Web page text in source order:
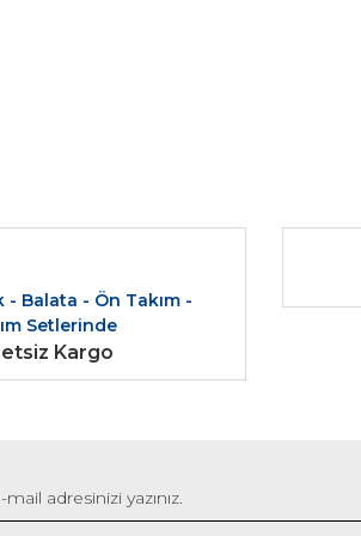
öneri formunu kullanarak tarafımıza
- Balata - Ön Takım -
Setlerinde
Kargo